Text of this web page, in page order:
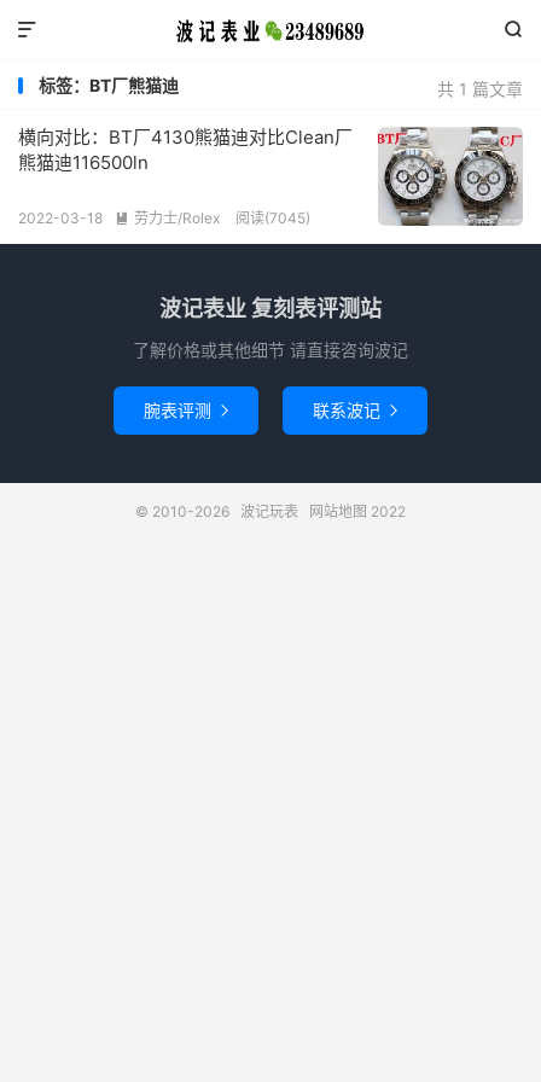


共 1 篇文章
标签：BT厂熊猫迪
横向对比：BT厂4130熊猫迪对比Clean厂
熊猫迪116500ln
2022-03-18  劳力士/Rolex 阅读(7045)
波记表业 复刻表评测站
了解价格或其他细节 请直接咨询波记
腕表评测  联系波记 
© 2010-2026 波记玩表 网站地图 2022